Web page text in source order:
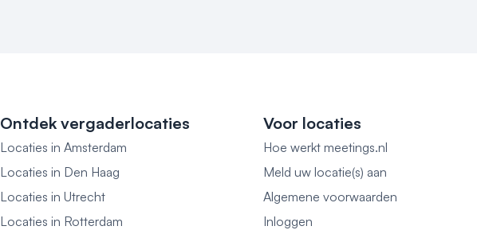
Ontdek vergaderlocaties
Locaties in Amsterdam
Locaties in Den Haag
Locaties in Utrecht
Locaties in Rotterdam
Voor locaties
Hoe werkt meetings.nl
Meld uw locatie(s) aan
Algemene voorwaarden
Inloggen